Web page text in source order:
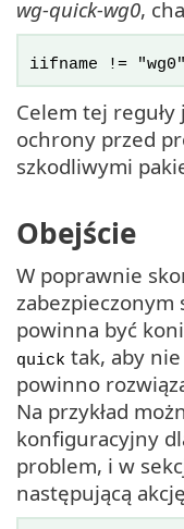
wg-quick-wg0,
iifname !=
Celem tej
ochrony przed
szkodliwymi
Obejście
W poprawnie
zabezpieczonym
powinna być
quick tak, aby
powinno
Na przykład
konfiguracyjny
problem, i w
następującą akcję